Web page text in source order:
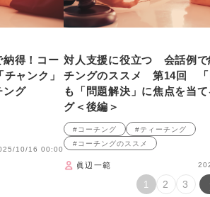
得！コー
ャンク」
ング
10/16 00:00
対人支援に役立つ 会話例で
チングのススメ 第14回 「
も「問題解決」に焦点を当
グ＜後編＞
#コーチング
#ティーチング
#コーチングのススメ
眞辺一範
1 2 3